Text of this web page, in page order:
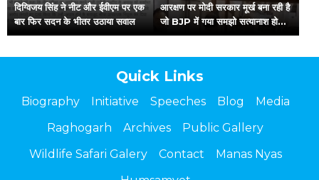
दिग्विजय सिंह ने नीट और ईवीएम पर एक
बार फिर सदन के भीतर उठाया सवाल
आरक्षण पर मोदी सरकार मूर्ख बना रही है
जो BJP में गया समझो सत्यानाश हो
गया
Quick Links
Biography Initiative Speeches Blog
Media
Raghogarh
Archives
Public Gallery
Wildlife Safari Galery
Contact
Manas Nyas